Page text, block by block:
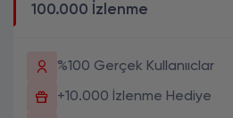
100.000 İzlenme
%100 Gerçek Kullanııclar
+10.000 İzlenme Hediye